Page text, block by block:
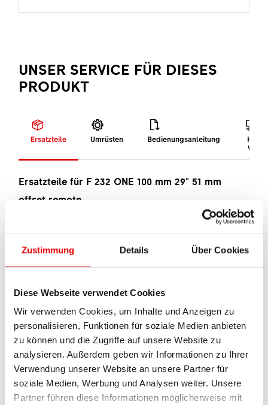
Zustimmung Details Über Cookies
Diese Webseite verwendet Cookies
Wir verwenden Cookies, um Inhalte und Anzeigen zu
personalisieren, Funktionen für soziale Medien anbieten
zu können und die Zugriffe auf unsere Website zu
analysieren. Außerdem geben wir Informationen zu Ihrer
Verwendung unserer Website an unsere Partner für
soziale Medien, Werbung und Analysen weiter. Unsere
Partner führen diese Informationen möglicherweise mit
UNSER SERVICE FÜR DIESES
PRODUKT
Ersatzteile Umrüsten Bedienungsanleitung
How-
Ersatzteile für F 232 ONE 100 mm 29" 51 mm
offset remote
In dieser Übersicht findest Du alle zu diesem
Wenn Du bei Deinem Händler ein Ersatzteil
Materialnummer.
Händlersuche
Federgabel
Remote -Hebel